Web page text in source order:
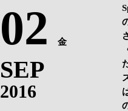
02 金
SEP
2016